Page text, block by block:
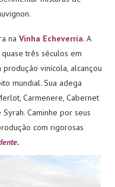
na Vinha Echeverría. A
três séculos em
vinícola, alcançou
mundial. Sua adega
Carmenere, Cabernet
Caminhe por seus
com rigorosas